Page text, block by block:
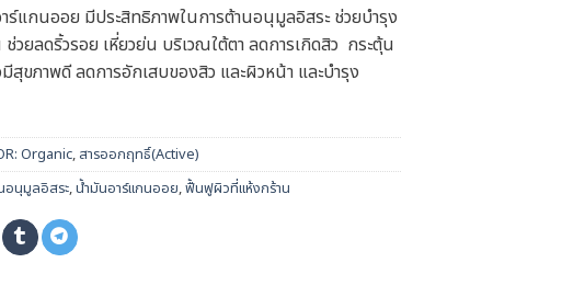
แกนออย มีประสิทธิภาพในการต้านอนุมูลอิสระ ช่วยบำรุง
ยลดริ้วรอย เหี่ยวย่น บริเวณใต้ตา ลดการเกิดสิว กระตุ้น
สุขภาพดี ลดการอักเสบของสิว และผิวหน้า และบำรุง
Organic, สารออกฤทธิ์(Active)
อนุมูลอิสระ,น้ำมันอาร์แกนออย,ฟื้นฟูผิวที่แห้งกร้าน